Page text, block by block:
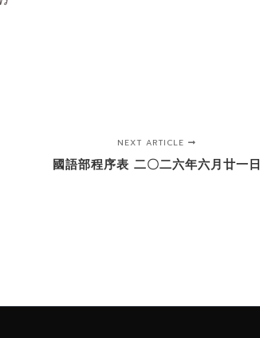
NEXT ARTICLE
國語部程序表 二〇二六年六月廿一日